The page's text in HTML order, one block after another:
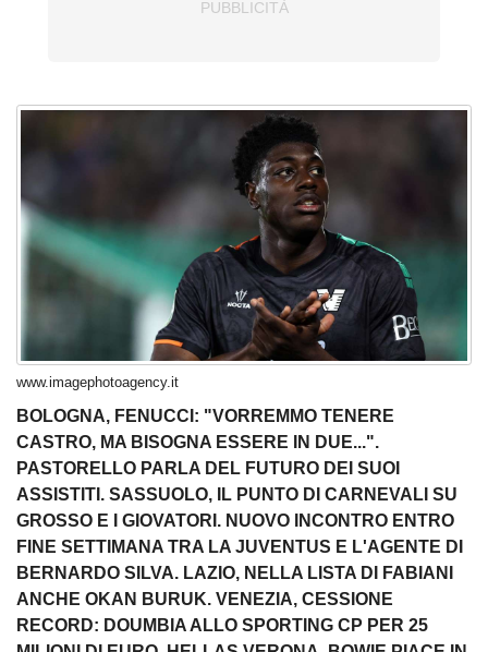
www.imagephotoagency.it
BOLOGNA, FENUCCI: "VORREMMO TENERE
CASTRO, MA BISOGNA ESSERE IN DUE...".
PASTORELLO PARLA DEL FUTURO DEI SUOI
ASSISTITI. SASSUOLO, IL PUNTO DI CARNEVALI SU
GROSSO E I GIOVATORI. NUOVO INCONTRO ENTRO
FINE SETTIMANA TRA LA JUVENTUS E L'AGENTE DI
BERNARDO SILVA. LAZIO, NELLA LISTA DI FABIANI
ANCHE OKAN BURUK. VENEZIA, CESSIONE
RECORD: DOUMBIA ALLO SPORTING CP PER 25